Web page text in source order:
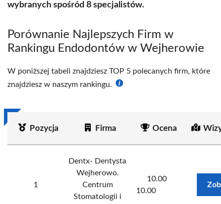
wybranych spośród 8 specjalistów.
Porównanie Najlepszych Firm w
Rankingu Endodontów w Wejherowie
W poniższej tabeli znajdziesz TOP 5 polecanych firm, które
znajdziesz w naszym rankingu.
Pozycja Firma Ocena
1
Dentx- Dentysta
Wejherowo.
Centrum
Stomatologii i
10.00
10.00